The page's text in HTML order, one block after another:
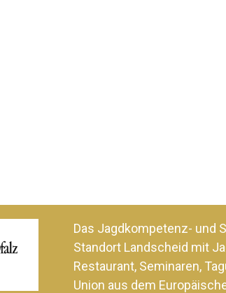
Das Jagdkompetenz- und
Standort Landscheid mit
Restaurant, Seminaren,
Union aus dem